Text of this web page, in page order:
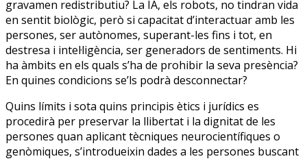
gravamen redistributiu? La IA, els robots, no tindran vida
en sentit biològic, però si capacitat d’interactuar amb les
persones, ser autònomes, superant-les fins i tot, en
destresa i intel·ligència, ser generadors de sentiments. Hi
ha àmbits en els quals s’ha de prohibir la seva presència?
En quines condicions se’ls podrà desconnectar?
Quins límits i sota quins principis ètics i jurídics es
procedirà per preservar la llibertat i la dignitat de les
persones quan aplicant tècniques neurocientífiques o
genòmiques, s’introdueixin dades a les persones buscant